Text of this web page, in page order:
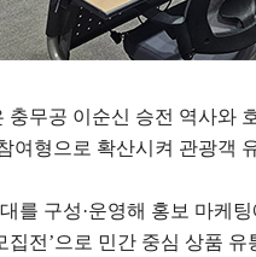
충무공 이순신 승전 역사와
여형으로 확산시켜 관광객
를 구성·운영해 홍보 마케
집전 ’으로 민간 중심 상품